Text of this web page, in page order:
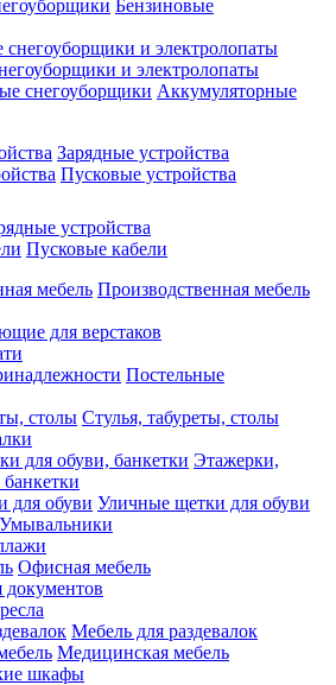
Бензиновые
и электролопаты
Аккумуляторные
Зарядные устройства
Пусковые устройства
устройства
Пусковые кабели
Производственная мебель
для верстаков
Постельные
Стулья, табуреты, столы
Этажерки,
Уличные щетки для обуви
Умывальники
Офисная мебель
Мебель для раздевалок
Медицинская мебель
шкафы